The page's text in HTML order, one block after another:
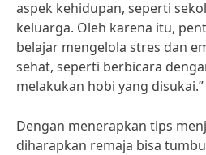
aspek kehidupan, seperti
keluarga. Oleh karena itu,
belajar mengelola stres dan
sehat, seperti berbicara
melakukan hobi yang disukai.”
Dengan menerapkan tips
diharapkan remaja bisa